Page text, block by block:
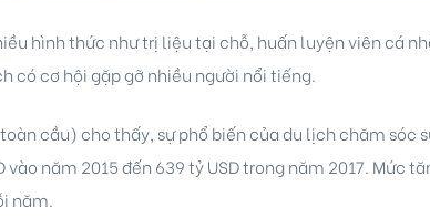
hình thức như trị liệu tại chỗ, huấn luyện viên cá
có cơ hội gặp gỡ nhiều người nổi tiếng.
cầu) cho thấy, sự phổ biến của du lịch chăm sóc
năm 2015 đến 639 tỷ USD trong năm 2017. Mức
năm.